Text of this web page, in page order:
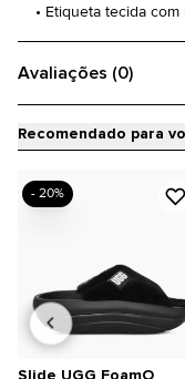
• Etiqueta tecida
Avaliações (0)
Recomendado para
Slide UGG FoamO
- 20%